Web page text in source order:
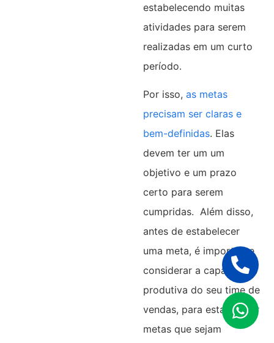
estabelecendo muitas
atividades para serem
realizadas em um curto
período.
Por isso, as metas
precisam ser claras e
bem-definidas. Elas
devem ter um um
objetivo e um prazo
certo para serem
cumpridas. Além disso,
antes de estabelecer
uma meta, é importante
considerar a capacidade
produtiva do seu time de
vendas, para estabelecer
metas que sejam